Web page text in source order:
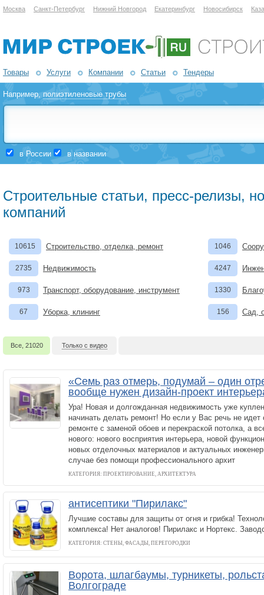
Москва Санкт-Петербург Нижний Новгород Екатеринбург Новосибирск
Товары Услуги Компании Статьи Тендеры
Например,полиэтиленовые трубы
в России в названии
Строительные статьи, пресс-релизы,
компаний
10615 Строительство, отделка, ремонт
2735 Недвижимость
973 Транспорт, оборудование, инструмент
67 Уборка, клининг
1046
4247
1330
156 Сад,
Все, 21020 Только с видео
«Семь раз отмерь, подумай – один
вообще нужен дизайн-проект
Ура! Новая и долгожданная недвижимость уже
начинать делать ремонт! Но если у Вас речь не идет
ремонте с заменой обоев и перекраской потолка, а
нового: нового восприятия интерьера, новой
новых отделочных материалов и актуальных
случае без помощи профессионального архит
КАТЕГОРИЯ: ПРОЕКТИРОВАНИЕ, АРХИТЕКТУРА
антисептики "Пирилакс"
Лучшие составы для защиты от огня и грибка!
комплекса! Нет аналогов! Пирилакс и Нортекс.
КАТЕГОРИЯ: СТЕНЫ, ФАСАДЫ, ПЕРЕГОРОДКИ
Ворота, шлагбаумы, турникеты,
Волгограде